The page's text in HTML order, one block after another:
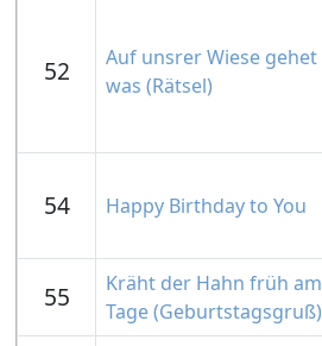
52
Auf unsrer Wiese gehet
was (Rätsel)
54 Happy Birthday to You
55
Kräht der Hahn früh am
Tage (Geburtstagsgruß)